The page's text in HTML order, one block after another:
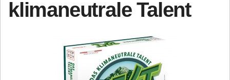
klimaneutrale Talent